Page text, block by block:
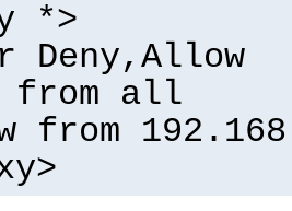
*>
Deny,Allow
from all
from